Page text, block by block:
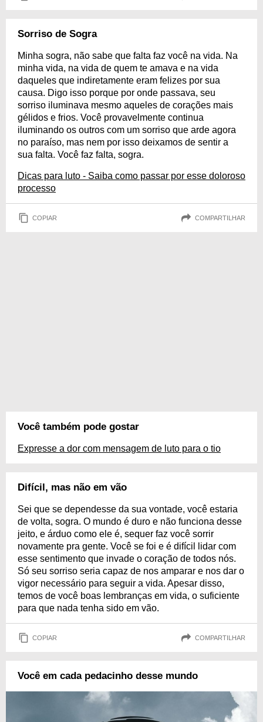
Sorriso de Sogra
Minha sogra, não sabe que falta faz você na vida. Na
minha vida, na vida de quem te amava e na vida
daqueles que indiretamente eram felizes por sua
causa. Digo isso porque por onde passava, seu
sorriso iluminava mesmo aqueles de corações mais
gélidos e frios. Você provavelmente continua
iluminando os outros com um sorriso que arde agora
no paraíso, mas nem por isso deixamos de sentir a
sua falta. Você faz falta, sogra.
Dicas para luto - Saiba como passar por esse doloroso
processo
COPIAR COMPARTILHAR
Você também pode gostar
Expresse a dor com mensagem de luto para o tio
Difícil, mas não em vão
Sei que se dependesse da sua vontade, você estaria
de volta, sogra. O mundo é duro e não funciona desse
jeito, e árduo como ele é, sequer faz você sorrir
novamente pra gente. Você se foi e é difícil lidar com
esse sentimento que invade o coração de todos nós.
Só seu sorriso seria capaz de nos amparar e nos dar o
vigor necessário para seguir a vida. Apesar disso,
temos de você boas lembranças em vida, o suficiente
para que nada tenha sido em vão.
COPIAR COMPARTILHAR
Você em cada pedacinho desse mundo